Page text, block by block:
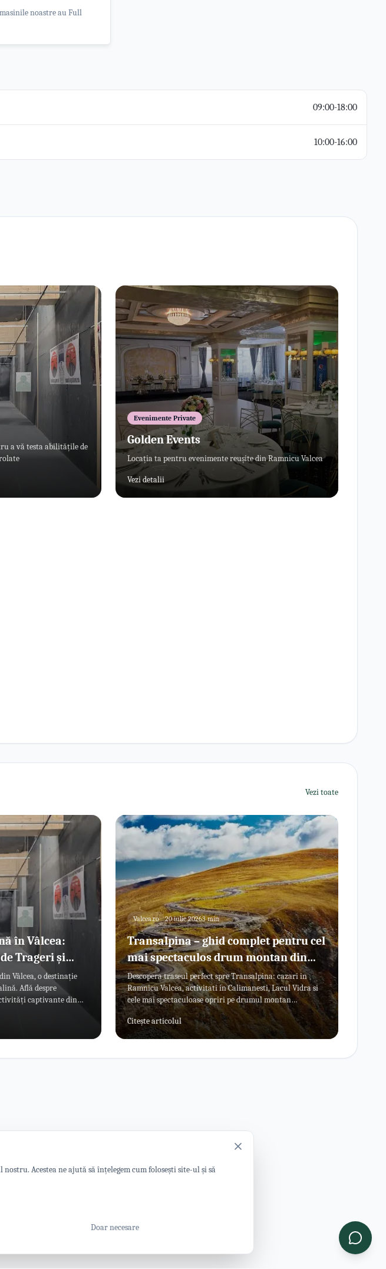
noastre au Full
09:00-18:00
10:00-16:00
a vă testa abilitățile de
Evenimente Private
Golden Events
Locația ta pentru evenimente reușite din Ramnicu Valcea
Vezi detalii
Vezi toate
în Vâlcea:
Trageri și
Vâlcea, o destinație
Află despre
captivante din
Valcea.ro 20 iulie 20263 min
Transalpina – ghid complet pentru cel
mai spectaculos drum montan din
Romania
Descopera traseul perfect spre Transalpina: cazari in
Ramnicu Valcea, activitati in Calimanesti, Lacul Vidra si
cele mai spectaculoase opriri pe drumul montan
Transalpina.
Citește articolul
Acestea ne ajută să înțelegem cum folosești site-ul și să
Doar necesare